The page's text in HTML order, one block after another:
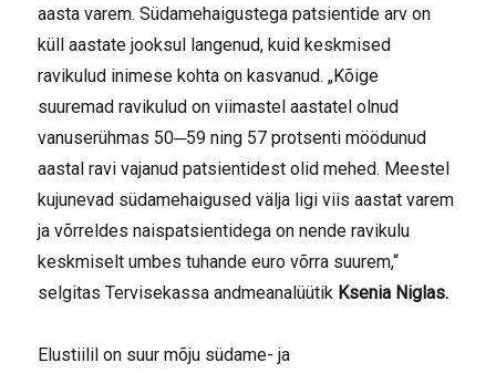
aasta varem. Südamehaigustega patsientide arv on
küll aastate jooksul langenud, kuid keskmised
ravikulud inimese kohta on kasvanud. „Kõige
suuremad ravikulud on viimastel aastatel olnud
vanuserühmas 50─59 ning 57 protsenti möödunud
aastal ravi vajanud patsientidest olid mehed. Meestel
kujunevad südamehaigused välja ligi viis aastat varem
ja võrreldes naispatsientidega on nende ravikulu
keskmiselt umbes tuhande euro võrra suurem,“
selgitas Tervisekassa andmeanalüütik Ksenia Niglas.
Elustiilil on suur mõju südame- ja